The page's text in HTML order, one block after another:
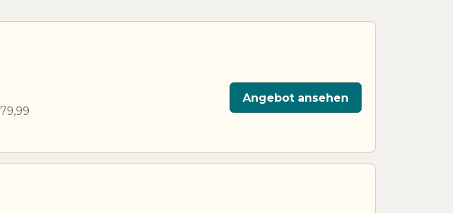
Angebot ansehen